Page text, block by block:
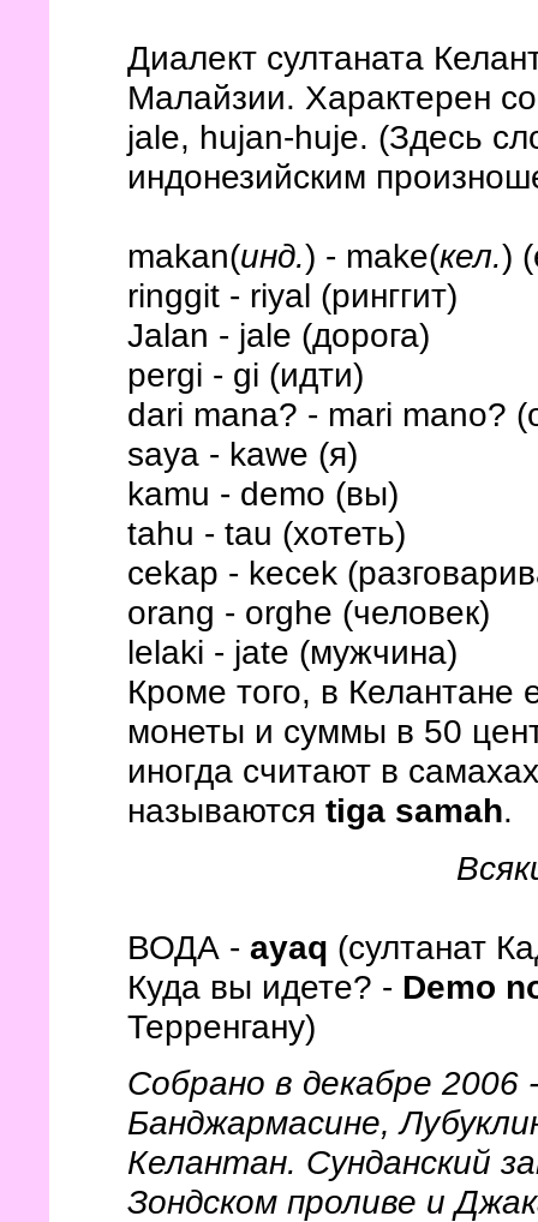
Диалект султаната
Малайзии. Харaктерен
jale, hujan-huje. (Здесь
индонезийским
makan(инд.) - make(кел.)
ringgit - riyal (ринггит)
Jalan - jale (дорога)
pergi - gi (идти)
dari mana? - mari mano?
saya - kawe (я)
kamu - demo (вы)
tahu - tau (хотеть)
cekap - kecek
orang - orghe (человек)
lelaki - jate (мужчина)
Кроме того, в Келантане
монеты и суммы в 50
иногда считают в
называются tiga samah.
ВОДА - ayaq (султанат
Куда вы идете? - Demo
Терренгану)
Собрано в декабре 2006
Банджармасине,
Келантан. Сунданский
Зондском проливе и